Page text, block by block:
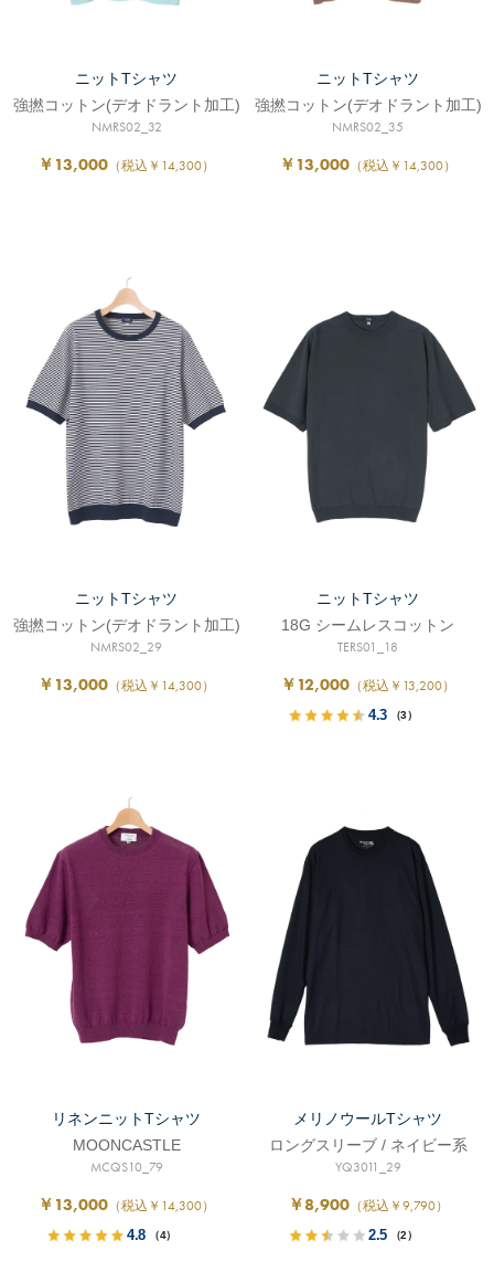
ニットTシャツ
強撚コットン(デオドラント加工)
NMRS02_32
￥13,000 （税込￥14,300）
ニットTシャツ
強撚コットン(デオドラント加工)
NMRS02_35
￥13,000 （税込￥14,300）
ニットTシャツ
強撚コットン(デオドラント加工)
NMRS02_29
￥13,000 （税込￥14,300）
ニットTシャツ
18G シームレスコットン
TERS01_18
￥12,000 （税込￥13,200）
4.3 （3）
リネンニットTシャツ
MOONCASTLE
MCQS10_79
￥13,000 （税込￥14,300）
4.8 （4）
メリノウールTシャツ
ロングスリーブ / ネイビー系
YQ3011_29
￥8,900（税込￥9,790）
2.5 （2）